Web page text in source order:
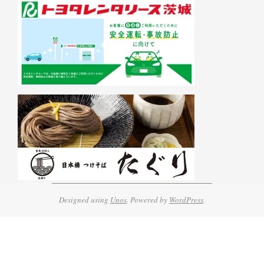
Designed using Unos. Powered by WordPress.